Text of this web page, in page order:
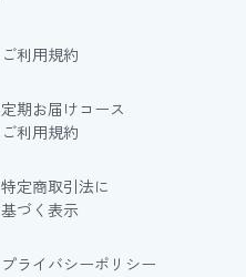
ご利用規約
定期お届けコース
ご利用規約
特定商取引法に
基づく表示
プライバシーポリシー